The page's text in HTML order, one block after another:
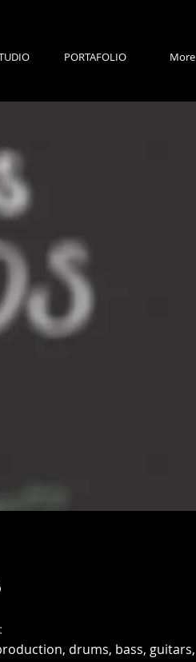
PORTAFOLIO More
drums, bass, guitars,